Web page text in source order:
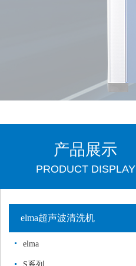
产品展示
PRODUCT DISPLAY
elma超声波清洗机
elma